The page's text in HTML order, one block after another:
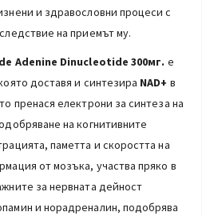
и здравословни процеси с
на приемът му.
Adenine Dinucleotide 300мг. е
доставя и синтезира NAD+ в
пренася електрони за синтеза на
на когнитивните
паметта и скоростта на
от мозъка, участва пряко в
за нервната дейност
и норадреналин, подобрява